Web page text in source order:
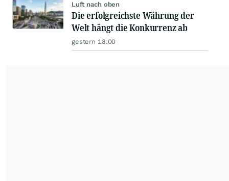
Luft nach oben
Die erfolgreichste Währung der
Welt hängt die Konkurrenz ab
gestern 18:00